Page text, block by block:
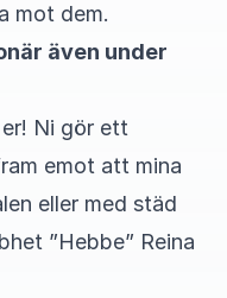
mot dem.
även under
Ni gör ett
emot att mina
eller med städ
”Hebbe” Reina